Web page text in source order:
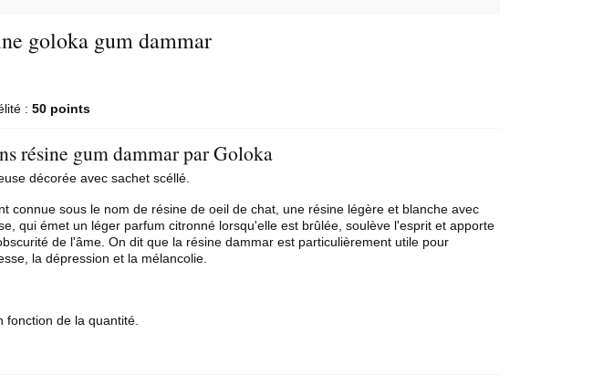
goloka gum dammar
:50 points
résine gum dammar par Goloka
décorée avec sachet scéllé.
connue sous le nom de résine de oeil de chat, une résine légère et blanche avec
qui émet un léger parfum citronné lorsqu'elle est brûlée, soulève l'esprit et apporte
de l'âme. On dit que la résine dammar est particulièrement utile pour
la dépression et la mélancolie.
fonction de la quantité.